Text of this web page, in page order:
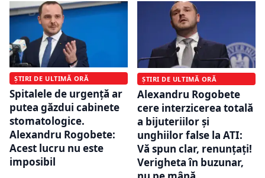
ȘTIRI DE ULTIMĂ ORĂ
Spitalele de urgență ar
putea găzdui cabinete
stomatologice.
Alexandru Rogobete:
Acest lucru nu este
imposibil
ȘTIRI DE ULTIMĂ ORĂ
Alexandru Rogobete
cere interzicerea totală
a bijuteriilor și
unghiilor false la ATI:
Vă spun clar, renunțați!
Verigheta în buzunar,